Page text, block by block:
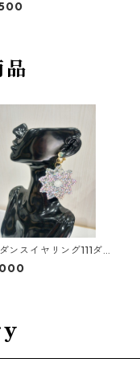
ブライダルアクセサ
品
ンスイヤリング111ダ
クセサリーベリーダ
ライダルアクセサリ